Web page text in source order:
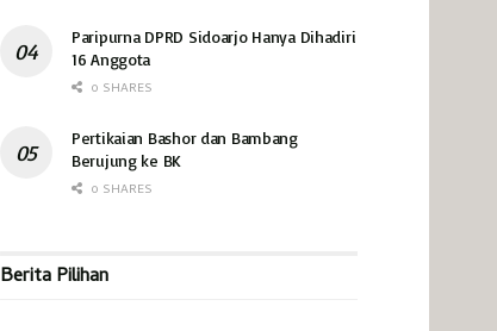
Paripurna DPRD Sidoarjo Hanya Dihadiri
16 Anggota
0 SHARES
Pertikaian Bashor dan Bambang
Berujung ke BK
0 SHARES
Berita Pilihan